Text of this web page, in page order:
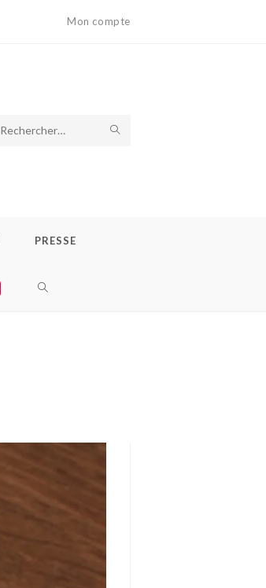
Mon compte
Rechercher
PRESSE
TOGGLE